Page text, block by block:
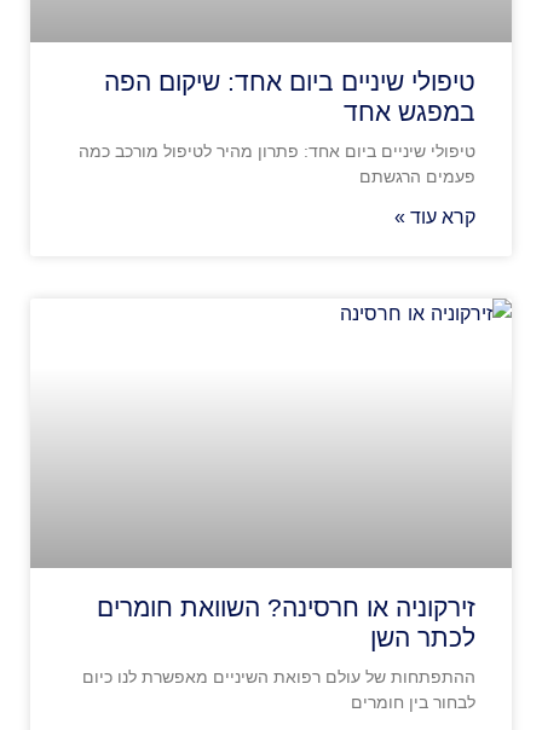
טיפולי שיניים ביום אחד: שיקום הפה
במפגש אחד
טיפולי שיניים ביום אחד: פתרון מהיר לטיפול מורכב כמה
פעמים הרגשתם
קרא עוד »
זירקוניה או חרסינה? השוואת חומרים
לכתר השן
ההתפתחות של עולם רפואת השיניים מאפשרת לנו כיום
לבחור בין חומרים